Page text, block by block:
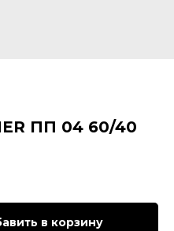
ПП 04 60/40
в корзину